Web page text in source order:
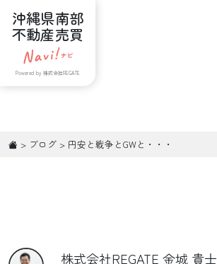
沖縄県南部
不動産売買
Powered by 株式会社REGATE
> ブログ > 円安と戦争とGWと・・・
株式会社REGATE 金城 貴士